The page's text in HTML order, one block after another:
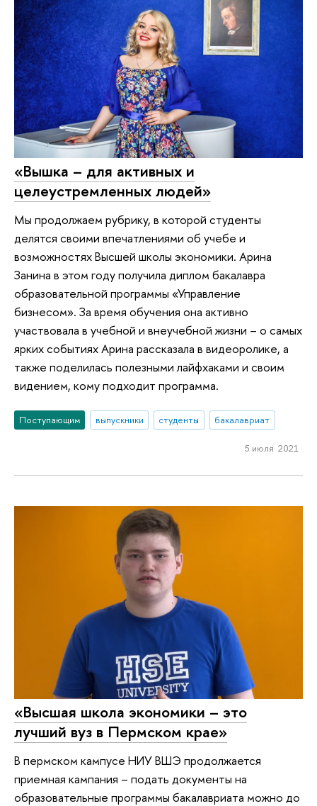
«Вышка – для активных и
целеустремленных людей»
Мы продолжаем рубрику, в которой студенты
делятся своими впечатлениями об учебе и
возможностях Высшей школы экономики. Арина
Занина в этом году получила диплом бакалавра
образовательной программы «Управление
бизнесом». За время обучения она активно
участвовала в учебной и внеучебной жизни – о самых
ярких событиях Арина рассказала в видеоролике, а
также поделилась полезными лайфхаками и своим
видением, кому подходит программа.
Поступающим выпускники студенты бакалавриат
5 июля 2021
«Высшая школа экономики – это
лучший вуз в Пермском крае»
В пермском кампусе НИУ ВШЭ продолжается
приемная кампания – подать документы на
образовательные программы бакалавриата можно до